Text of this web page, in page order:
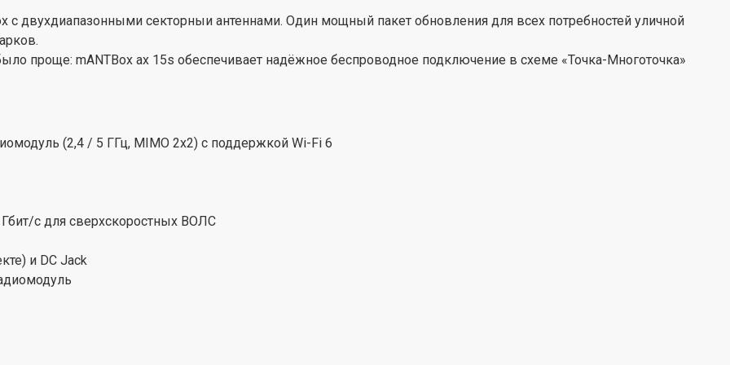
с двухдиапазонными секторныи антеннами. Один мощный пакет обновления для всех потребностей уличной
проще: mANTBox ax 15s обеспечивает надёжное беспроводное подключение в схеме «Точка-Многоточка»
(2,4 / 5 ГГц, MIMO 2x2) с поддержкой Wi-Fi 6
с для сверхскоростных ВОЛС
и DC Jack